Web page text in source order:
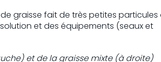
graisse fait de très petites particules
et des équipements (seaux et
et de la graisse mixte (à droite)